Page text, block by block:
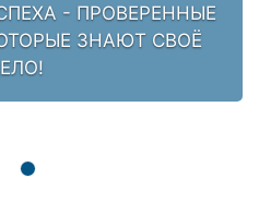
- ПРОВЕРЕННЫЕ
ЗНАЮТ СВОЁ